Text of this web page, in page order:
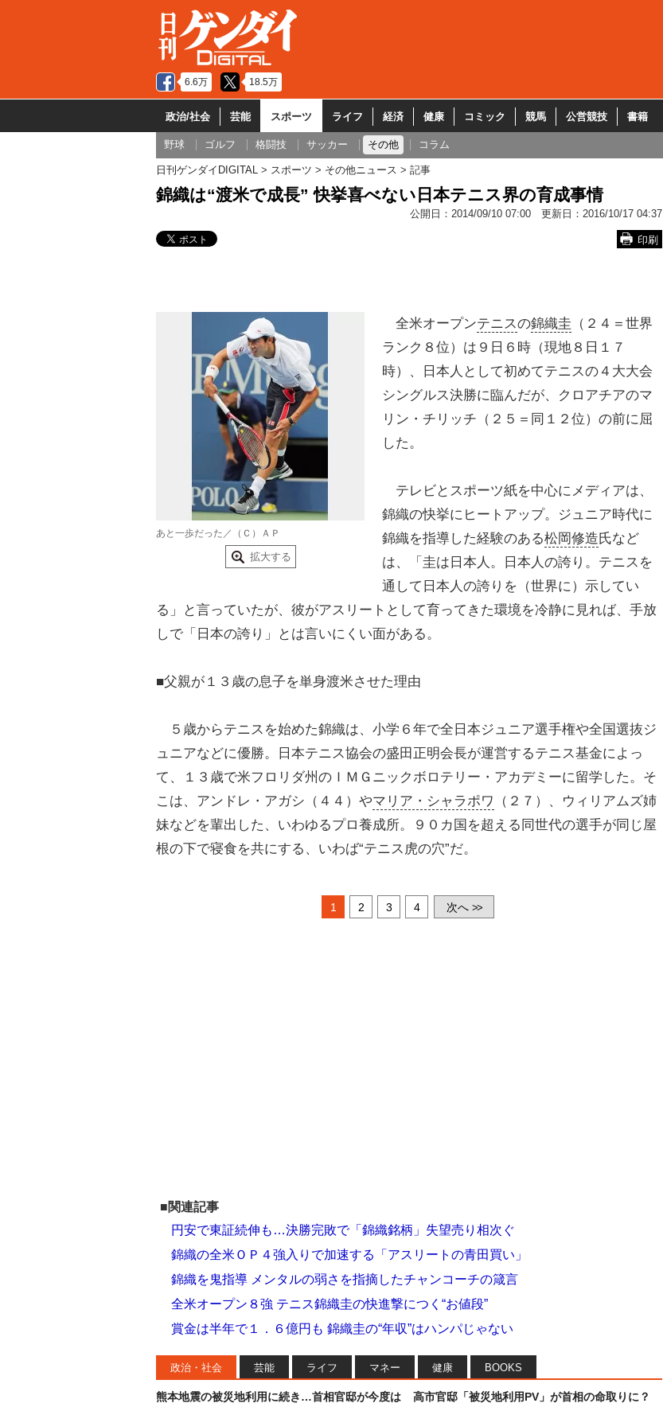
6.6万 18.5万
政治/社会 芸能 スポーツ ライフ 経済 健康 コミック 競馬 公営競技 書籍
野球 ゴルフ 格闘技 サッカー その他 コラム
日刊ゲンダイDIGITAL スポーツ その他ニュース 記事
錦織は“渡米で成長” 快挙喜べない日本テニス界の育成事情
公開日： 2014/09/10 07:00 更新日： 2016/10/17 04:37
印刷
あと一歩だった／（Ｃ）ＡＰ
拡大する
全米オープンテニスの錦織圭 （２４＝世界
ランク８位）は９日６時（現地８日１７
時）、日本人として初めてテニスの４大大会
シングルス決勝に臨んだが、クロアチアのマ
リン・チリッチ（２５＝同１２位）の前に屈
した。
テレビとスポーツ紙を中心にメディアは、
錦織の快挙にヒートアップ。ジュニア時代に
錦織を指導した経験のある松岡修造氏など
は、「圭は日本人。日本人の誇り。テニスを
通して日本人の誇りを（世界に）示してい
る」と言っていたが、彼がアスリートとして育ってきた環境を冷静に見れば、手放
しで「日本の誇り」とは言いにくい面がある。
■父親が１３歳の息子を単身渡米させた理由
５歳からテニスを始めた錦織は、小学６年で全日本ジュニア選手権や全国選抜ジ
ュニアなどに優勝。日本テニス協会の盛田正明会長が運営するテニス基金によっ
て、１３歳で米フロリダ州のＩＭＧニックボロテリー・アカデミーに留学した。そ
こは、アンドレ・アガシ（４４）やマリア・シャラポワ
（２７）、ウィリアムズ姉
妹などを輩出した、いわゆるプロ養成所。９０カ国を超える同世代の選手が同じ屋
根の下で寝食を共にする、いわば“テニス虎の穴”だ。
1 2 3 4 次へ >>
■関連記事
円安で東証続伸も…決勝完敗で「錦織銘柄」失望売り相次ぐ
錦織の全米ＯＰ４強入りで加速する「アスリートの青田買い」
錦織を鬼指導 メンタルの弱さを指摘したチャンコーチの箴言
全米オープン８強 テニス錦織圭の快進撃につく“お値段”
賞金は半年で１．６億円も 錦織圭の“年収”はハンパじゃない
政治・社会 芸能 ライフ マネー 健康 BOOKS
熊本地震の被災地利用に続き…首相官邸が今度は
高市官邸「被災地利用PV」が首相の命取りに？